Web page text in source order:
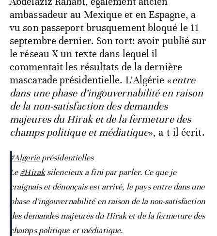
ambassadeur au Mexique et en Espagne, a
vu son passeport brusquement bloqué le 11
septembre dernier. Son tort: avoir publié sur
le réseau X un texte dans lequel il
commentait les résultats de la dernière
mascarade présidentielle. L’Algérie «entre
dans une phase d’ingouvernabilité en raison
de la non-satisfaction des demandes
majeures du Hirak et de la fermeture des
champs politique et médiatique», a-t-il écrit.
#Algerieprésidentielles
Le#Hiraksilencieux a fini par parler. Ce que je
craignais et dénonçais est arrivé, le pays entre dans une
phase d’ingouvernabilité en raison de la non-satisfaction
des demandes majeures du Hirak et de la fermeture des
champs politique et médiatique.